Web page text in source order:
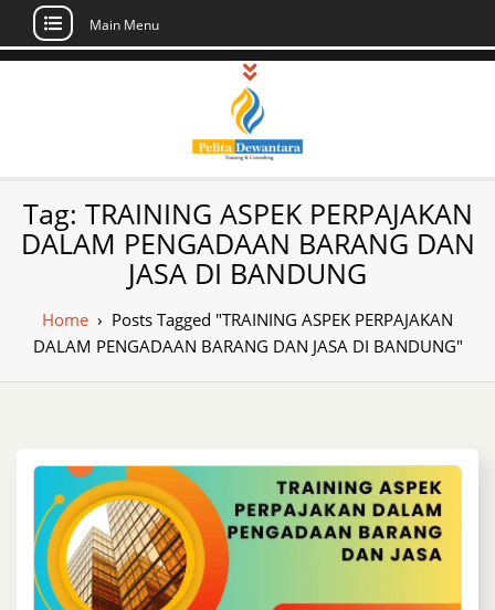
Skip
Main Menu
Pusat Pelatihan
dan Sertifikasi –
Daftar Training
Indonesia
Sertifikasi di Indonesia
Tag: TRAINING ASPEK PERPAJAKAN
DALAM PENGADAAN BARANG DAN
JASA DI BANDUNG
Home › Posts Tagged "TRAINING ASPEK PERPAJAKAN
DALAM PENGADAAN BARANG DAN JASA DI BANDUNG"